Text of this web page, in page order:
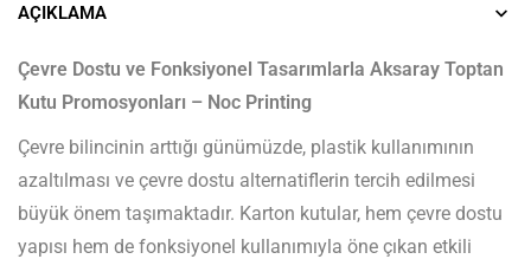
AÇIKLAMA
Çevre Dostu ve Fonksiyonel Tasarımlarla Aksaray Toptan
Kutu Promosyonları – Noc Printing
Çevre bilincinin arttığı günümüzde, plastik kullanımının
azaltılması ve çevre dostu alternatiflerin tercih edilmesi
büyük önem taşımaktadır. Karton kutular, hem çevre dostu
yapısı hem de fonksiyonel kullanımıyla öne çıkan etkili